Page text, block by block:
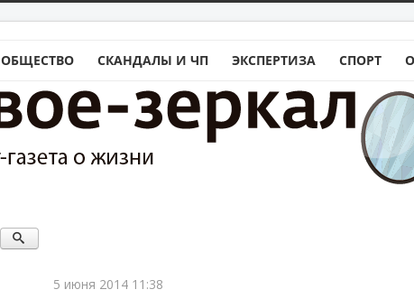
ОБЩЕСТВО СКАНДАЛЫ И ЧП ЭКСПЕРТИЗА СПОРТ
5 июня 2014 11:38